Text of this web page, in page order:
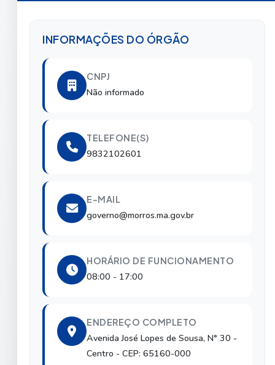
INFORMAÇÕES DO ÓRGÃO
CNPJ
Não informado
TELEFONE(S)
9832102601
E-MAIL
governo@morros.ma.gov.br
HORÁRIO DE FUNCIONAMENTO
08:00 - 17:00
ENDEREÇO COMPLETO
Avenida José Lopes de Sousa, N° 30 -
Centro - CEP: 65160-000